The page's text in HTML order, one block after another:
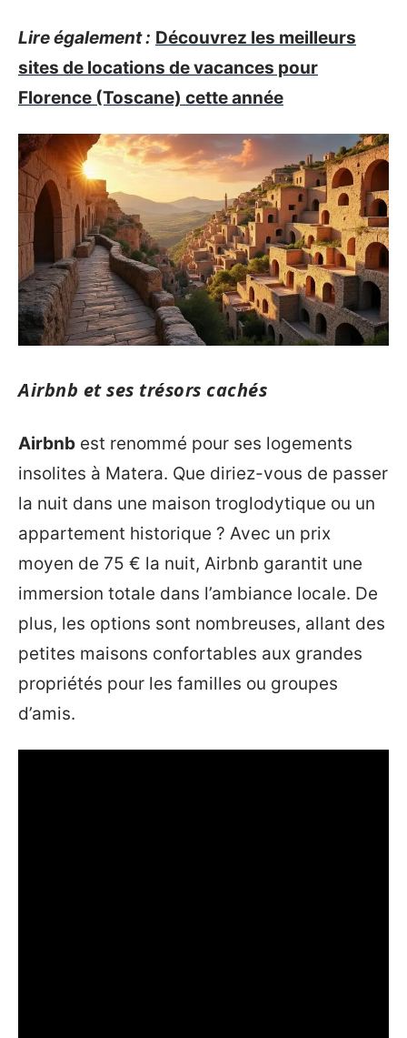
Lire également : Découvrez les meilleurs
sites de locations de vacances pour
Florence (Toscane) cette année
Airbnb et ses trésors cachés
Airbnb est renommé pour ses logements
insolites à Matera. Que diriez-vous de passer
la nuit dans une maison troglodytique ou un
appartement historique ? Avec un prix
moyen de 75 € la nuit, Airbnb garantit une
immersion totale dans l’ambiance locale. De
plus, les options sont nombreuses, allant des
petites maisons confortables aux grandes
propriétés pour les familles ou groupes
d’amis.